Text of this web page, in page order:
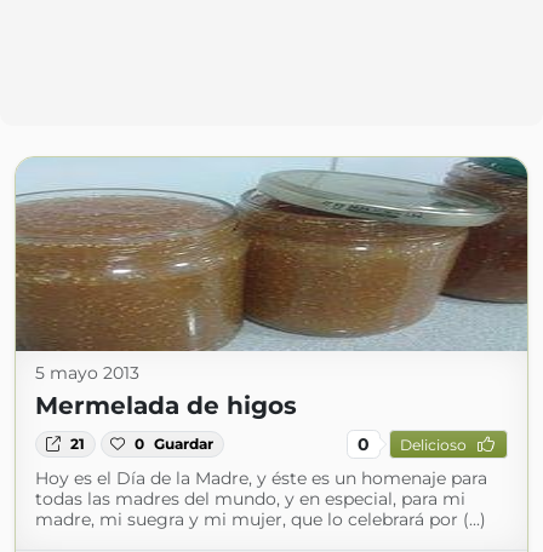
5 mayo 2013
Mermelada de higos
21 0 Guardar 0 Delicioso
Hoy es el Día de la Madre, y éste es un homenaje para
todas las madres del mundo, y en especial, para mi
madre, mi suegra y mi mujer, que lo celebrará por (...)